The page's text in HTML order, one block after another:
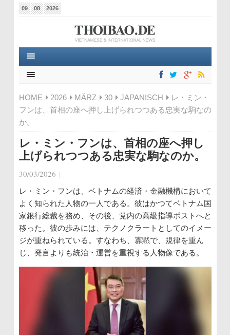
09 08 2026
HOME 2026 MÄRZ 30 JAPANISCH
レ・ミン・
フンは、首相の座へ押し上げられつつある忠実な駒なの
か。
レ・ミン・フンは、首相の座へ押し
上げられつつある忠実な駒なのか。
30/03/2026 |
レ・ミン・フンは、ベトナムの経済・金融機構において
よく知られた人物の一人である。彼はかつてベトナム国
家銀行総裁を務め、その後、党内の高級指導ポストへと
移った。彼の歩みには、テクノクラートとしてのイメー
ジが重ねられている。すなわち、寡黙で、規律を重ん
じ、発言よりも統治・運営を重視する人物像である。